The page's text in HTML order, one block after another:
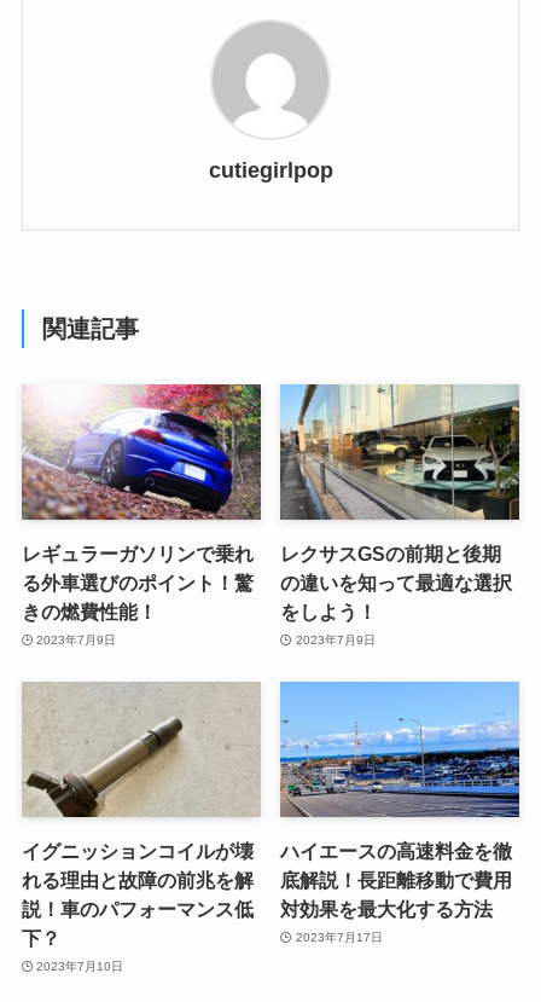
cutiegirlpop
関連記事
レギュラーガソリンで乗れ
る外車選びのポイント！驚
きの燃費性能！
2023年7月9日
レクサスGSの前期と後期
の違いを知って最適な選択
をしよう！
2023年7月9日
イグニッションコイルが壊
れる理由と故障の前兆を解
説！車のパフォーマンス低
下？
2023年7月10日
ハイエースの高速料金を徹
底解説！長距離移動で費用
対効果を最大化する方法
2023年7月17日